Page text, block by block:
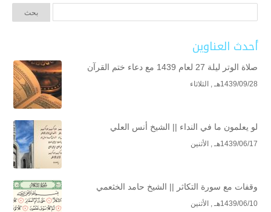
أحدث العناوين
صلاة الوتر ليلة 27 لعام 1439 مع دعاء ختم القرآن
1439/09/28هـ , الثلاثاء
لو يعلمون ما في النداء || الشيخ أنس العلي
1439/06/17هـ , الأثنين
وقفات مع سورة التكاثر || الشيخ حامد الخثعمي
1439/06/10هـ , الأثنين